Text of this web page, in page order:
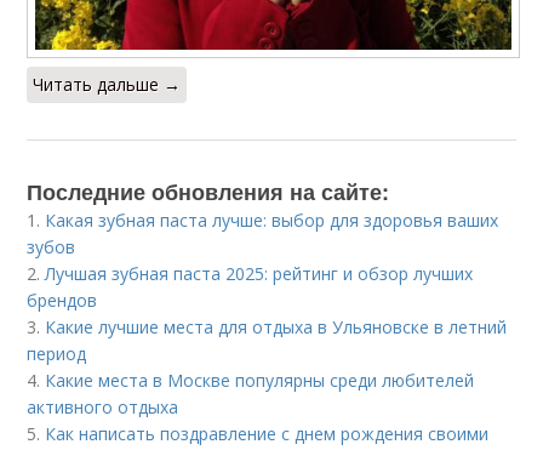
Читать дальше →
Последние обновления на сайте:
1. Какая зубная паста лучше: выбор для здоровья ваших
зубов
2.Лучшая зубная паста 2025: рейтинг и обзор лучших
брендов
3. Какие лучшие места для отдыха в Ульяновске в летний
период
4. Какие места в Москве популярны среди любителей
активного отдыха
5. Как написать поздравление с днем рождения своими